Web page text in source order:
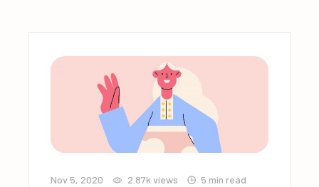
Nov 5, 2020 2.87kviews
5 min read